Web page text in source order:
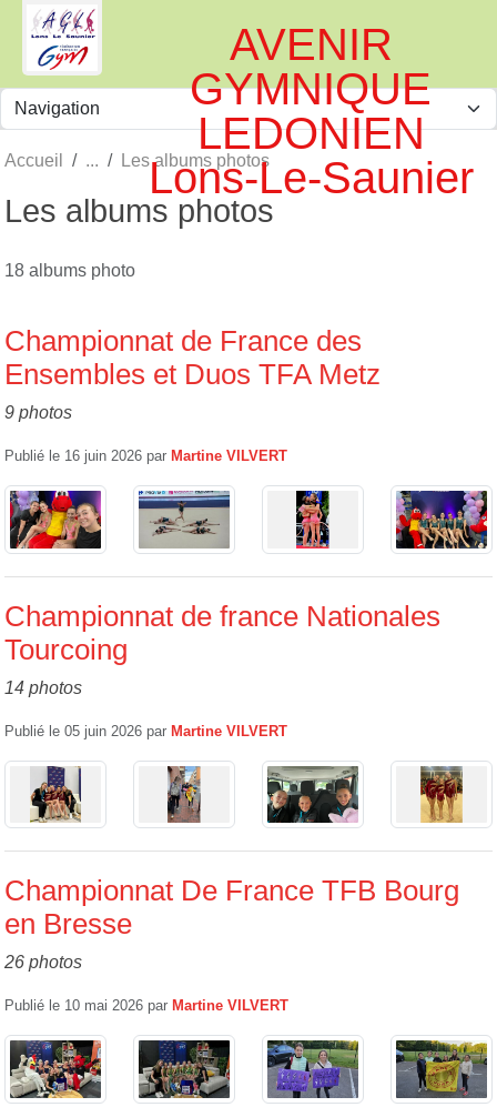
AVENIR
GYMNIQUE
LEDONIEN
Lons-Le-Saunier
Accueil Les albums photos
Les albums photos
18 albums photo
Championnat de France des
Ensembles et Duos TFA Metz
9 photos
Publié le 16 juin 2026 par Martine VILVERT
Championnat de france Nationales
Tourcoing
14 photos
Publié le 05 juin 2026 par Martine VILVERT
Championnat De France TFB Bourg
en Bresse
26 photos
Publié le 10 mai 2026 par Martine VILVERT
Panneau de gestion des cookies